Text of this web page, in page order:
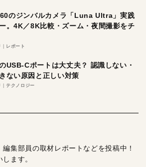
のジンバルカメラ「Luna Ultra」実践
。4K／8K比較・ズーム・夜間撮影をチ
レポート
USB-Cポートは大丈夫？ 認識しない・
ない原因と正しい対策
テクノロジー
集部員の取材レポートなどを投稿中！
ます。